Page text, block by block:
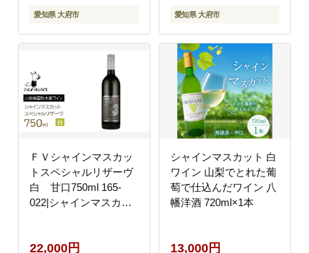
愛知県 大府市 愛知県 大府市
ＦＶシャインマスカッ
トスペシャルリザーヴ
白 甘口750ml 165-
022|シャインマスカッ
シャインマスカット 白
22,000円
シャインマスカット 白
ワイン 山梨でとれた葡
萄で仕込んだワイン 八
幡洋酒 720ml×1本
13,000円